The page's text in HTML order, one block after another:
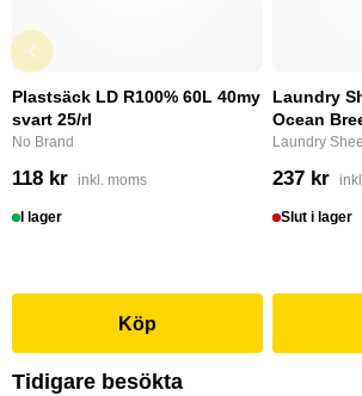
Plastsäck LD R100% 60L 40my
svart 25/rl
No Brand
118 kr inkl. moms
I lager
Köp
Laundry
Ocean
Laundry
237 kr
Slut i lager
Tidigare besökta